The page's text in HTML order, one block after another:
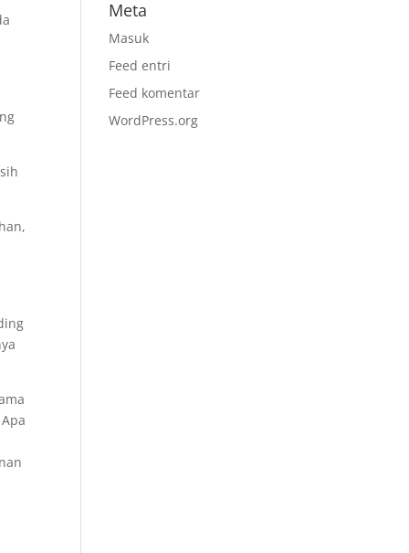
Meta
Masuk
Feed entri
Feed komentar
WordPress.org